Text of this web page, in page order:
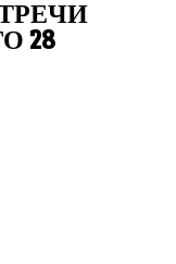
28